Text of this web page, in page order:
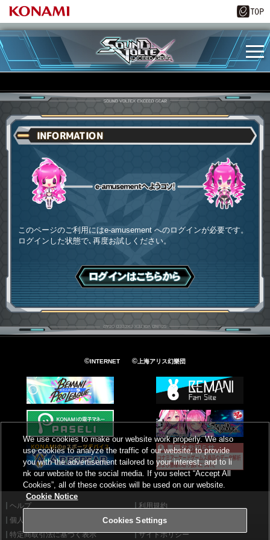
INFORMATION
このページのご利用にはe-amusement へのログインが必要です。
ログインした状態で､再度お試しください。
ログインはこちら
©INTERNET ©上海アリス幻樂団
ヘルプ
利用規約
個人情報等保護方針
外部送信について
特定商取引法に基づく表示
サイトポリシー
We use cookies to make our website work properly. We also
use cookies to analyze the traffic of our website, to provide
you with the advertisement tailored to your interest, and to li
nk our website to the social media. If you select “Accept All
Cookies”, all of these cookies will be used on our website.
Cookie Notice
Cookies Settings